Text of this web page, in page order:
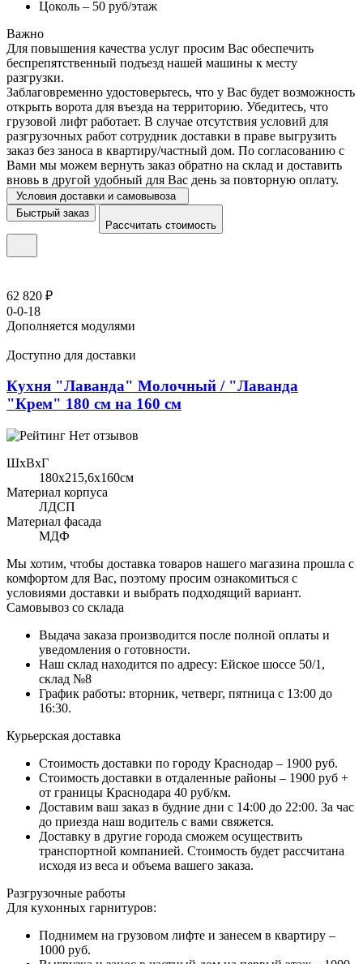
Цоколь – 50 руб/этаж
Важно
Для повышения качества услуг просим Вас обеспечить
беспрепятственный подъезд нашей машины к месту
разгрузки.
Заблаговременно удостоверьтесь, что у Вас будет возможность
открыть ворота для въезда на территорию. Убедитесь, что
грузовой лифт работает. В случае отсутствия условий для
разгрузочных работ сотрудник доставки в праве выгрузить
заказ без заноса в квартиру/частный дом. По согласованию с
Вами мы можем вернуть заказ обратно на склад и доставить
вновь в другой удобный для Вас день за повторную оплату.
Условия доставки и самовывоза
Быстрый заказ
Рассчитать стоимость
62 820 ₽
0-0-18
Дополняется модулями
Доступно для доставки
Кухня "Лаванда" Молочный / "Лаванда
"Крем" 180 см на 160 см
Нет отзывов
ШхВхГ
180x215,6х160см
Материал корпуса
ЛДСП
Материал фасада
МДФ
Мы хотим, чтобы доставка товаров нашего магазина прошла с
комфортом для Вас, поэтому просим ознакомиться с
условиями доставки и выбрать подходящий вариант.
Самовывоз со склада
Выдача заказа производится после полной оплаты и
уведомления о готовности.
Наш склад находится по адресу: Ейское шоссе 50/1,
склад №8
График работы: вторник, четверг, пятница с 13:00 до
16:30.
Курьерская доставка
Стоимость доставки по городу Краснодар – 1900 руб.
Стоимость доставки в отдаленные районы – 1900 руб +
от границы Краснодара 40 руб/км.
Доставим ваш заказ в будние дни с 14:00 до 22:00. За час
до приезда наш водитель с вами свяжется.
Доставку в другие города сможем осуществить
транспортной компанией. Стоимость будет рассчитана
исходя из веса и объема вашего заказа.
Разгрузочные работы
Для кухонных гарнитуров:
Поднимем на грузовом лифте и занесем в квартиру –
1000 руб.